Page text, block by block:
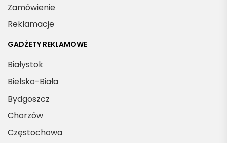
Zamówienie
Reklamacje
GADŻETY REKLAMOWE
Białystok
Bielsko-Biała
Bydgoszcz
Chorzów
Częstochowa